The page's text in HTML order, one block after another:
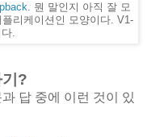
. 뭔 말인지 아직 잘 모
리케이션인 모양이다. V1-
.
?
답 중에 이런 것이 있